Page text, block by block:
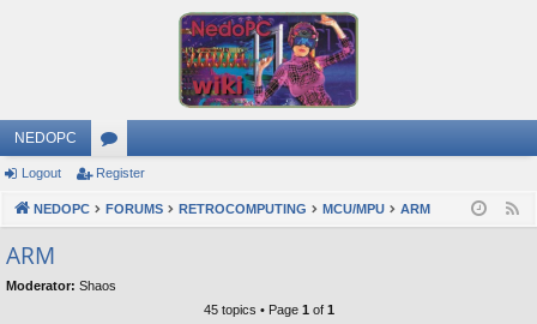
NEDOPC
or
u
s
Logout Register
NEDOPC FORUMS RETROCOMPUTING MCU/MPU ARM
ARM
Moderator: Shaos
45 topics • Page 1 of 1